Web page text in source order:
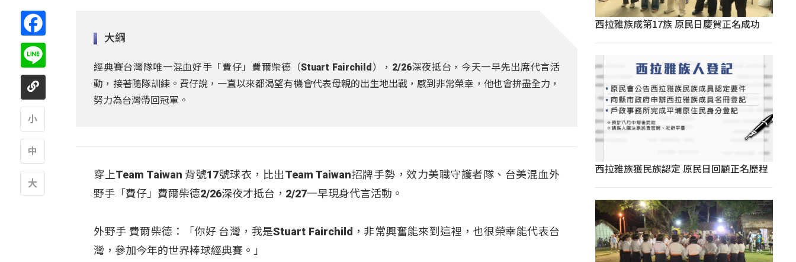
大綱
經典賽台灣隊唯一混血好手「費仔」費爾柴德（Stuart Fairchild），2/26深夜抵台，今天一早先出席代言活
動，接著隨隊訓練。費仔說，一直以來都渴望有機會代表母親的出生地出戰，感到非常榮幸，他也會拚盡全力，
努力為台灣帶回冠軍。
穿上Team Taiwan 背號17號球衣，比出Team Taiwan招牌手勢，效力美職守護者隊、台美混血外
野手「費仔」費爾柴德2/26深夜才抵台，2/27一早現身代言活動。
外野手 費爾柴德：「你好 台灣，我是Stuart Fairchild，非常興奮能來到這裡，也很榮幸能代表台
灣，參加今年的世界棒球經典賽。」
西拉雅族成第17族 原民日慶賀正名成功
西拉雅族獲民族認定 原民日回顧正名歷程